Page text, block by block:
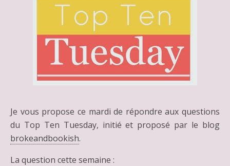
Je vous propose ce mardi de répondre aux questions
du Top Ten Tuesday, initié et proposé par le blog
brokeandbookish.
La question cette semaine :